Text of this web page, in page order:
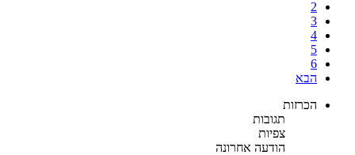
2
3
4
5
6
הבא
הכרזות
תגובות
צפיות
הודעה אחרונה